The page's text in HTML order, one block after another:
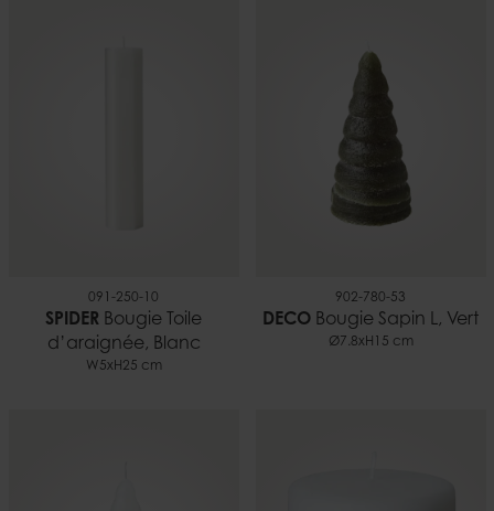
091-250-10
SPIDER Bougie Toile
d’araignée, Blanc
W5xH25 cm
902-780-53
DECO Bougie Sapin L, Vert
Ø7.8xH15 cm